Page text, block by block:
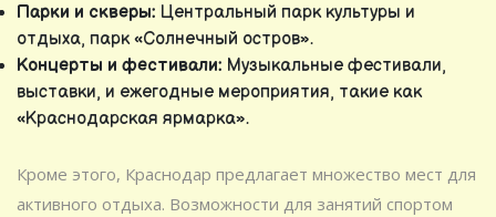
Парки и скверы: Центральный парк культуры и
отдыха, парк «Солнечный остров».
Концерты и фестивали: Музыкальные фестивали,
выставки, и ежегодные мероприятия, такие как
«Краснодарская ярмарка».
Кроме этого, Краснодар предлагает множество мест для
активного отдыха. Возможности для занятий спортом